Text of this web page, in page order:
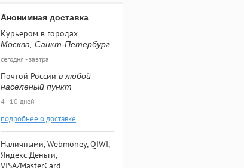
Анонимная доставка
Курьером в городах
Москва, Санкт-Петербург
сегодня - завтра
Почтой России в любой
населеный пункт
4 - 10 дней
подробнее о доставке
Наличными, Webmoney, QIWI,
Яндекс.Деньги,
VISA/MasterCard